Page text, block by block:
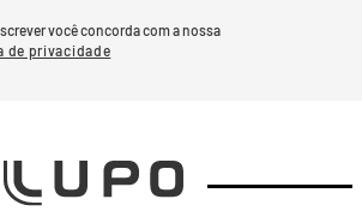
você concorda com a nossa